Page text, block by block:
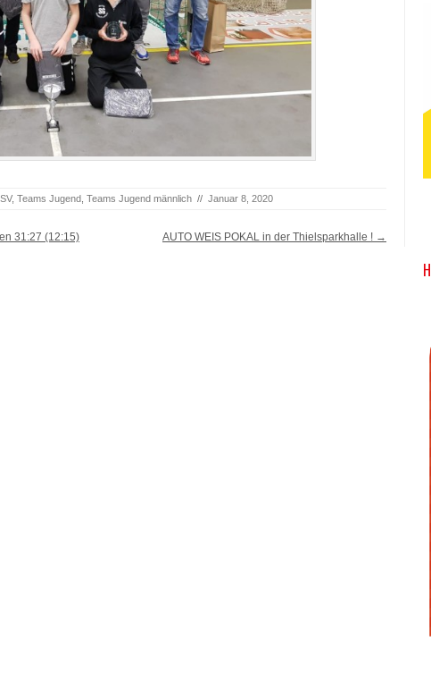
, Teams Jugend Teams Jugend männlich // Januar 8, 2020
31:27 (12:15) AUTO WEIS POKAL in der Thielsparkhalle ! →